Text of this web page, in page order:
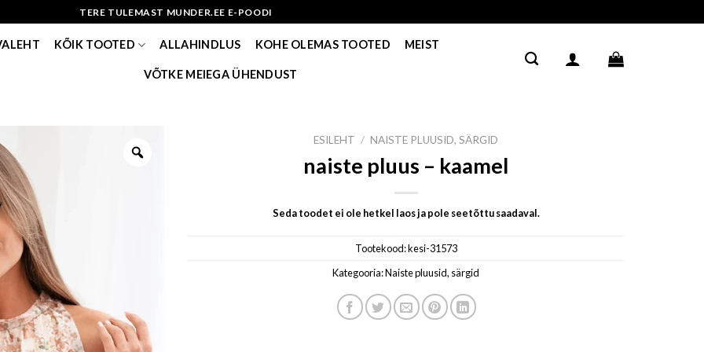
TERE TULEMAST MUNDER.EE E-POODI
KÕIK TOOTED ALLAHINDLUS KOHE OLEMAS TOOTED MEIST
VÕTKE MEIEGA ÜHENDUST
ESILEHT / NAISTE PLUUSID, SÄRGID
naiste pluus – kaamel
Seda toodet ei ole hetkel laos ja pole seetõttu saadaval.
Tootekood:kesi-31573
Kategooria:Naiste pluusid, särgid